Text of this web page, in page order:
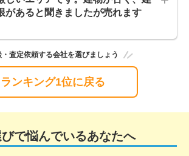
があると聞きましたが売れます
・査定依頼する会社を選びましょう
ランキング1位に戻る
で悩んでいるあなたへ